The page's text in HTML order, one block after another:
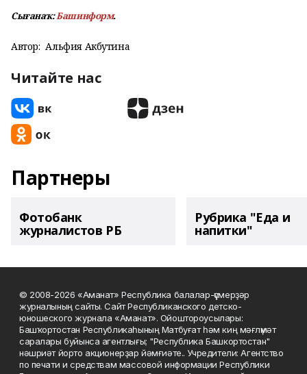
Сығанаҡ:Башинформ.
Автор: Альфия Акбутина
Читайте нас
Партнеры
Фотобанк
журналистов РБ
Рубрика "Еда и
напитки"
© 2008-2026 «Аманат» Республика балалар-үҫмерҙәр
журналының сайты. Сайт Республиканского детско-
юношеского журнала «Аманат». Ойоштороусылары:
Башҡортостан Республикаһының Матбуғат һәм киң мәғлүмәт
саралары буйынса агентлығы; "Республика Башкортостан"
нәшриәт йорто акционерҙар йәмғиәте.. Учредители: Агентство
по печати и средствам массовой информации Республики